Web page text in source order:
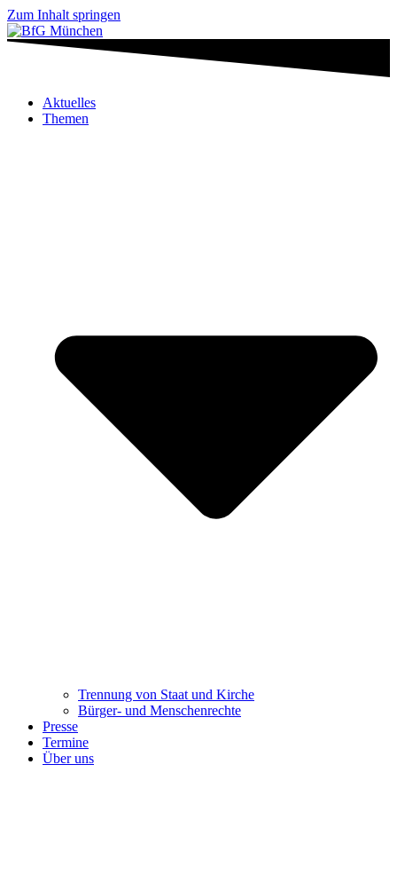
Zum Inhalt springen
Aktuelles
Themen
Trennung ​​​​​​​von Staat und Kirche
Bürger- und Menschenrechte
Presse
Termine
Über uns